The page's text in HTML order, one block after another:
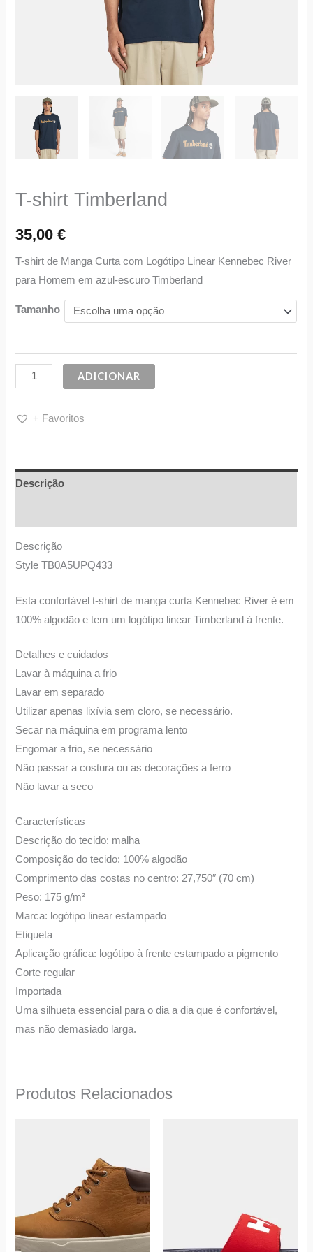
T-shirt Timberland
35,00€
T-shirt de Manga Curta com Logótipo Linear Kennebec River
para Homem em azul-escuro Timberland
Tamanho
ADICIONAR
+ Favoritos
Descrição
Descrição
Style TB0A5UPQ433
Esta confortável t-shirt de manga curta Kennebec River é em
100% algodão e tem um logótipo linear Timberland à frente.
Detalhes e cuidados
Lavar à máquina a frio
Lavar em separado
Utilizar apenas lixívia sem cloro, se necessário.
Secar na máquina em programa lento
Engomar a frio, se necessário
Não passar a costura ou as decorações a ferro
Não lavar a seco
Características
Descrição do tecido: malha
Composição do tecido: 100% algodão
Comprimento das costas no centro: 27,750″ (70 cm)
Peso: 175 g/m²
Marca: logótipo linear estampado
Etiqueta
Aplicação gráfica: logótipo à frente estampado a pigmento
Corte regular
Importada
Uma silhueta essencial para o dia a dia que é confortável,
mas não demasiado larga.
Produtos Relacionados
140,00 €.70,00 €.
has
multiple
variants.
The
options
The
options